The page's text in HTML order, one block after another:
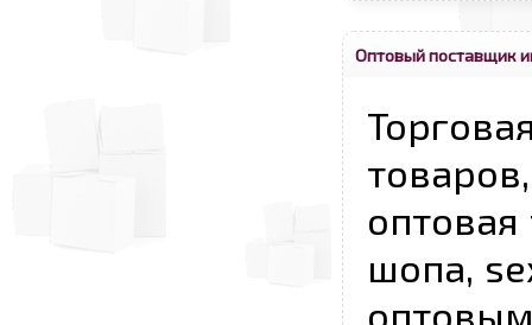
Оптовый поставщик
шопа,